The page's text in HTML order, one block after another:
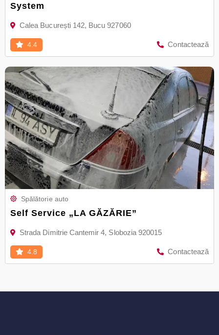
System
Calea București 142, Bucu 927060
4.4 Contactează
Spălătorie auto
Self Service „LA GĂZĂRIE”
Strada Dimitrie Cantemir 4, Slobozia 920015
4.8 Contactează